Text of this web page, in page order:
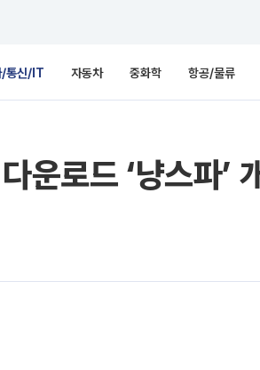
/통신/IT 자동차 중화학 항공/물류
운로드 ‘냥스파’